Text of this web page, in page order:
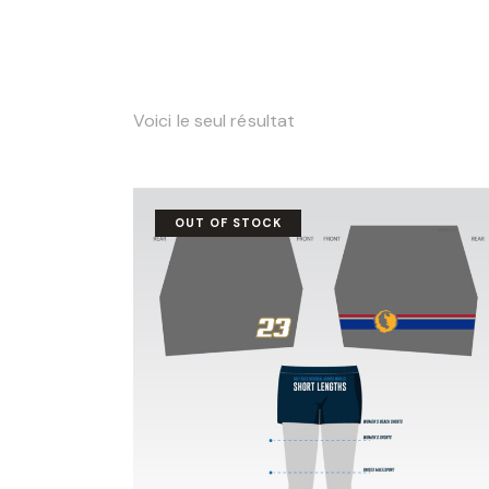
Voici le seul résultat
OUT OF STOCK